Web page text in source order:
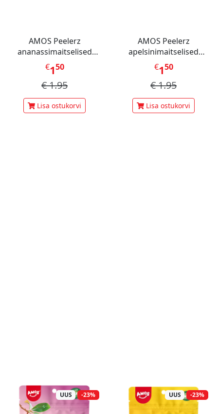
AMOS Peelerz
ananassimaitselised
kummikommid 65 g
€150
€1.95
Lisa ostukorvi
AMOS Peelerz
apelsinimaitselised
kummikommid 65 g
€150
€1.95
Lisa ostukorvi
UUS -23% UUS -23%